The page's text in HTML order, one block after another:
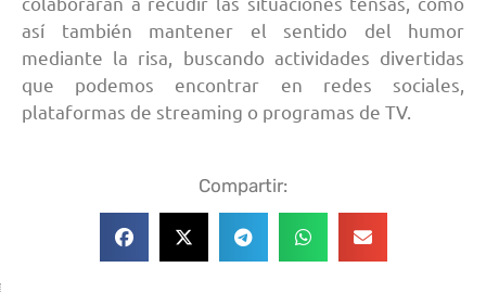
así también mantener el sentido del humor
mediante la risa, buscando actividades divertidas
que podemos encontrar en redes sociales,
plataformas de streaming o programas de TV.
Compartir: